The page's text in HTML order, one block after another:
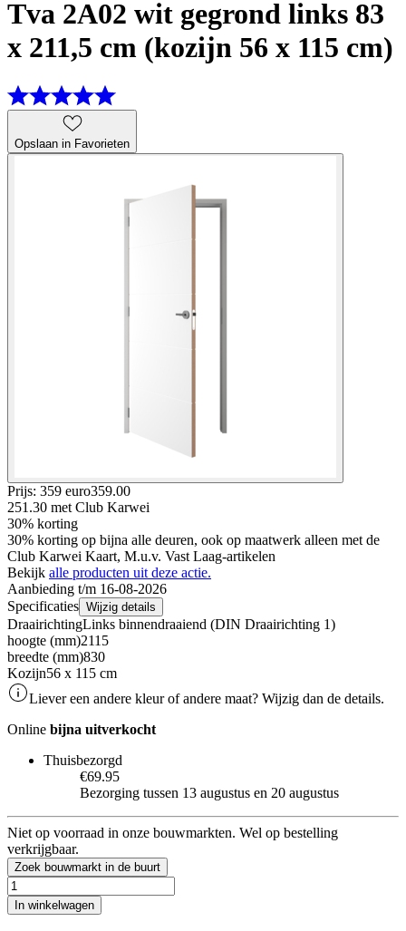
Tva 2A02 wit gegrond links 83
x 211,5 cm (kozijn 56 x 115 cm)
Opslaan in Favorieten
Prijs: 359 euro359.00
251.30 met Club Karwei
30% korting
30% korting op bijna alle deuren, ook op maatwerk alleen met de
Club Karwei Kaart, M.u.v. Vast Laag-artikelen
Bekijk alle producten uit deze actie.
Aanbieding t/m 16-08-2026
Specificaties Wijzig details
DraairichtingLinks binnendraaiend (DIN Draairichting 1)
hoogte (mm)2115
breedte (mm)830
Kozijn56 x 115 cm
Liever een andere kleur of andere maat? Wijzig dan de details.
Online bijna uitverkocht
Thuisbezorgd
€69.95
Bezorging tussen 13 augustus en 20 augustus
Niet op voorraad in onze bouwmarkten. Wel op bestelling
verkrijgbaar.
Zoek bouwmarkt in de buurt
In winkelwagen